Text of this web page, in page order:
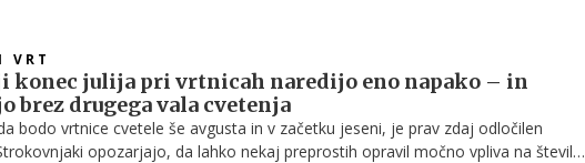
VRT
konec julija pri vrtnicah naredijo eno napako – in
brez drugega vala cvetenja
bodo vrtnice cvetele še avgusta in v začetku jeseni, je prav zdaj odločilen
opozarjajo, da lahko nekaj preprostih opravil močno vpliva na število